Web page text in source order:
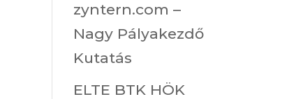
zyntern.com –
Nagy Pályakezdő
Kutatás
ELTE BTK HÖK